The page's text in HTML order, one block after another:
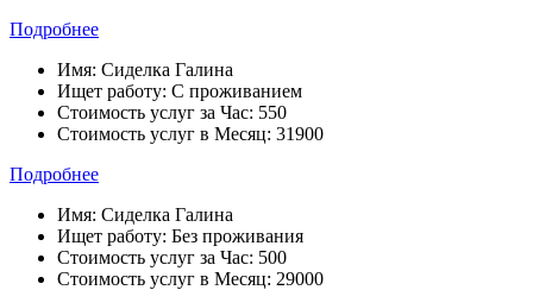
Подробнее
Имя: Сиделка Галина
Ищет работу: С проживанием
Стоимость услуг за Час: 550
Стоимость услуг в Месяц: 31900
Подробнее
Имя: Сиделка Галина
Ищет работу: Без проживания
Стоимость услуг за Час: 500
Стоимость услуг в Месяц: 29000